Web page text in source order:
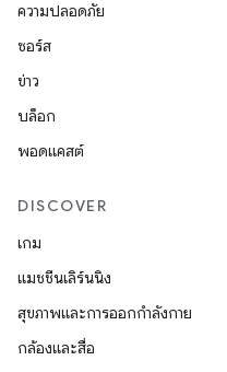
ความปลอดภัย
ซอร์ส
ข่าว
บล็อก
พอดแคสต์
DISCOVER
เกม
แมชชีนเลิร์นนิง
สุขภาพและการออกกำลังกาย
กล้องและสื่อ